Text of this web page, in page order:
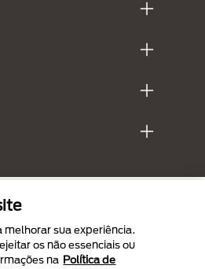
melhorar sua experiência.
os não essenciais ou
na Política de